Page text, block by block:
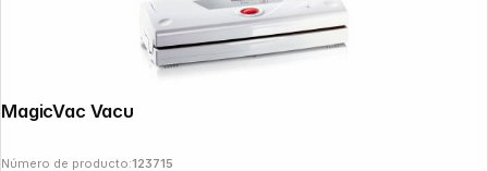
MagicVac Vacuum Machine Alice
Número de producto:123715